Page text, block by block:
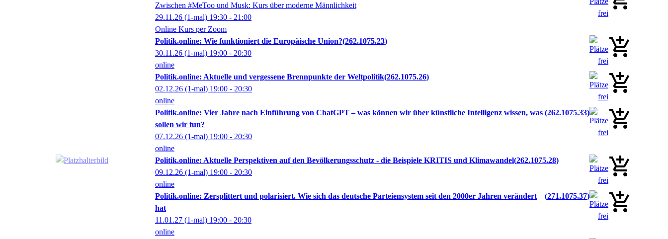
Zwischen #MeToo und Musk: Kurs über moderne Männlichkeit
29.11.26 (1-mal) 19:30 - 21:00
Online Kurs per Zoom
Politik.online: Wie funktioniert die Europäische Union? 262.1075.23
30.11.26 (1-mal) 19:00 - 20:30
online
Politik.online: Aktuelle und vergessene Brennpunkte der Weltpolitik 262.1075.26
02.12.26 (1-mal) 19:00 - 20:30
online
Politik.online: Vier Jahre nach Einführung von ChatGPT – was können wir über künstliche Intelligenz wissen, was
sollen wir tun?
262.1075.33
07.12.26 (1-mal) 19:00 - 20:30
online
Politik.online: Aktuelle Perspektiven auf den Bevölkerungsschutz - die Beispiele KRITIS und Klimawandel 262.1075.28
09.12.26 (1-mal) 19:00 - 20:30
online
Politik.online: Zersplittert und polarisiert. Wie sich das deutsche Parteiensystem seit den 2000er Jahren verändert
hat
271.1075.37
11.01.27 (1-mal) 19:00 - 20:30
online